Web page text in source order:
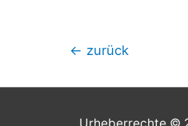
← zurück